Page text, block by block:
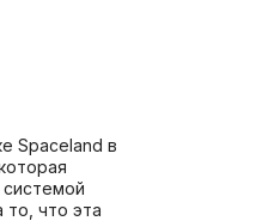
Spaceland в
то, что эта